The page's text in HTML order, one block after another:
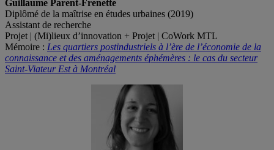
Guillaume Parent-Frenette
Diplômé de la maîtrise en études urbaines (2019)
Assistant de recherche
Projet | (Mi)lieux d’innovation + Projet | CoWork MTL
Mémoire : Les quartiers postindustriels à l’ère de l’économie de la
connaissance et des aménagements éphémères : le cas du secteur
Saint-Viateur Est à Montréal